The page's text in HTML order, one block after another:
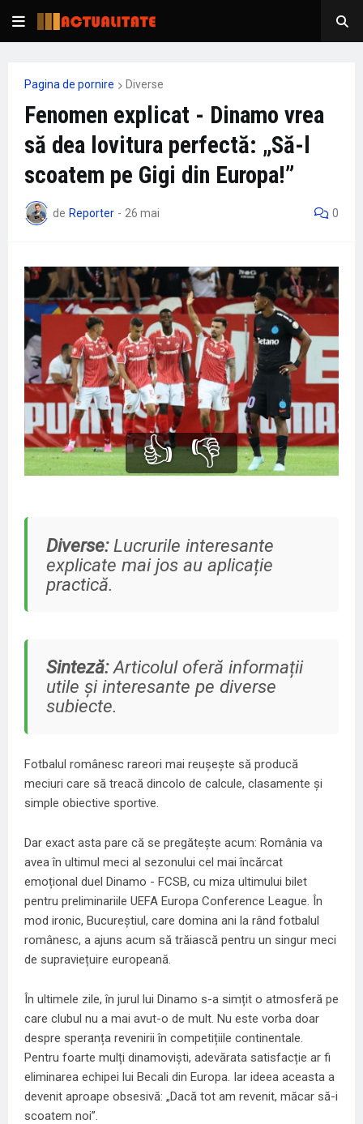
Pagina de pornire Diverse
Fenomen explicat - Dinamo vrea
să dea lovitura perfectă: „Să-l
scoatem pe Gigi din Europa!”
de Reporter - 26 mai 0
👍 👎
Diverse:Lucrurile interesante
explicate mai jos au aplicație
practică.
Sinteză:Articolul oferă informații
utile și interesante pe diverse
subiecte.
Fotbalul românesc rareori mai reușește să producă
meciuri care să treacă dincolo de calcule, clasamente și
simple obiective sportive.
Dar exact asta pare că se pregătește acum: România va
avea în ultimul meci al sezonului cel mai încărcat
emoțional duel Dinamo - FCSB, cu miza ultimului bilet
pentru preliminariile UEFA Europa Conference League. În
mod ironic, Bucureștiul, care domina ani la rând fotbalul
românesc, a ajuns acum să trăiască pentru un singur meci
de supraviețuire europeană.
În ultimele zile, în jurul lui Dinamo s-a simțit o atmosferă pe
care clubul nu a mai avut-o de mult. Nu este vorba doar
despre speranța revenirii în competițiile continentale.
Pentru foarte mulți dinamoviști, adevărata satisfacție ar fi
eliminarea echipei lui Becali din Europa. Iar ideea aceasta a
devenit aproape obsesivă: „Dacă tot am revenit, măcar să-i
scoatem noi”.